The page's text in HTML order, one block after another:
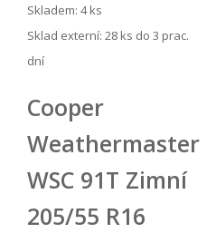
Skladem: 4 ks
Sklad externí: 28 ks do 3 prac.
dní
Cooper
Weathermaster
WSC 91T Zimní
205/55 R16